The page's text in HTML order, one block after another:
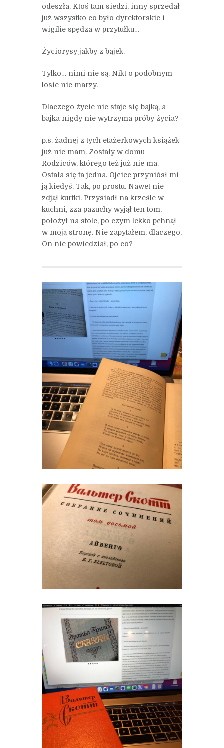
odeszła. Ktoś tam siedzi, inny sprzedał
już wszystko co było dyrektorskie i
wigilie spędza w przytułku…
Życiorysy jakby z bajek.
Tylko… nimi nie są. Nikt o podobnym
losie nie marzy.
Dlaczego życie nie staje się bajką, a
bajka nigdy nie wytrzyma próby życia?
p.s. żadnej z tych etażerkowych książek
już nie mam. Zostały w domu
Rodziców, którego też już nie ma.
Ostała się ta jedna. Ojciec przyniósł mi
ją kiedyś. Tak, po prostu. Nawet nie
zdjął kurtki. Przysiadł na krześle w
kuchni, zza pazuchy wyjął ten tom,
położył na stole, po czym lekko pchnął
w moją stronę. Nie zapytałem, dlaczego,
On nie powiedział, po co?